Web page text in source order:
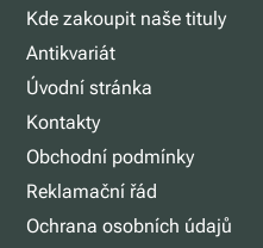
Kde zakoupit naše tituly
Antikvariát
Úvodní stránka
Kontakty
Obchodní podmínky
Reklamační řád
Ochrana osobních údajů